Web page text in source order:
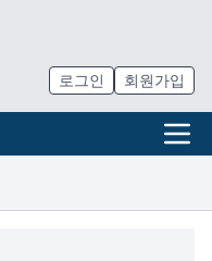
로그인 회원가입